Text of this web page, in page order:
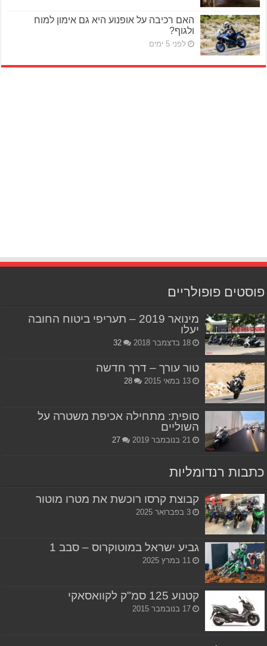
האם רכיבה על אופנוע היא גם אימון למוח
ולגוף?
לפני 5 ימים
פוסטים פופולריים
מינואר 2019 – תעריפי ביטוח החובה
יעלו
18 בדצמבר 2018 32
טור עורך – דרך חדשה
13 במאי 2015 28
סופית: מתחילה אכיפת משטרה על
השוליים
21 בנובמבר 2019 27
כתבות רנדומליות
קבוצת קרסו רוכשת את מטרו מוטור
3 בפברואר 2025
גביע ישראל במוטוקרוס – סבב 1
11 במרץ 2025
קטנוע 125 סמ"ק לקוואסאקי
17 בנובמבר 2015